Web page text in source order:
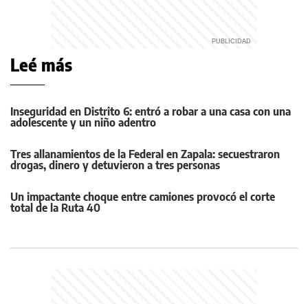
Leé más
Inseguridad en Distrito 6: entró a robar a una casa con una
adolescente y un niño adentro
Tres allanamientos de la Federal en Zapala: secuestraron
drogas, dinero y detuvieron a tres personas
Un impactante choque entre camiones provocó el corte
total de la Ruta 40